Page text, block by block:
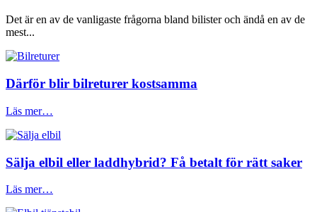
Det är en av de vanligaste frågorna bland bilister och ändå en av de
mest...
Därför blir bilreturer kostsamma
Läs mer…
Sälja elbil eller laddhybrid? Få betalt för rätt saker
Läs mer…